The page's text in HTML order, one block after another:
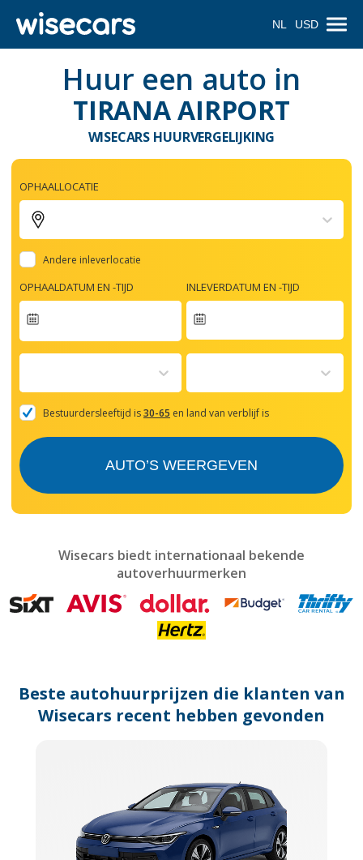
NL USD
Huur een auto in
TIRANA AIRPORT
WISECARS HUURVERGELIJKING
OPHAALLOCATIE
Andere inleverlocatie
OPHAALDATUM EN -TIJD
forward
with
the
and
mark
get
the
dates.
INLEVERDATUM EN -TIJD
Bestuurdersleeftijd is30-65 en land van verblijf is
AUTO’S WEERGEVEN
Wisecars biedt internationaal bekende
autoverhuurmerken
Beste autohuurprijzen die klanten van
Wisecars recent hebben gevonden